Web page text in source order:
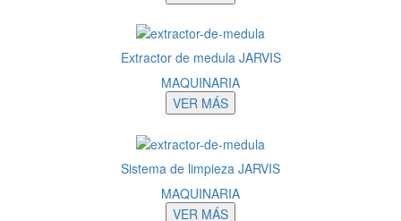
Extractor de medula JARVIS
MAQUINARIA
VER MÁS
Sistema de limpieza JARVIS
MAQUINARIA
VER MÁS